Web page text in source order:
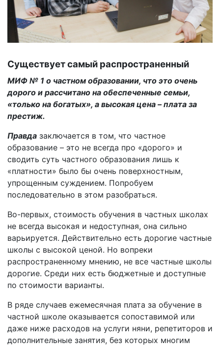
Существует самый распространенный
МИФ № 1 о частном образовании, что это очень
дорого и рассчитано на обеспеченные семьи,
«только на богатых», а высокая цена – плата за
престиж.
Правда заключается в том, что частное
образование – это не всегда про «дорого» и
сводить суть частного образования лишь к
«платности» было бы очень поверхностным,
упрощенным суждением. Попробуем
последовательно в этом разобраться.
Во-первых, стоимость обучения в частных школах
не всегда высокая и недоступная, она сильно
варьируется. Действительно есть дорогие частные
школы с высокой ценой. Но вопреки
распространенному мнению, не все частные школы
дорогие. Среди них есть бюджетные и доступные
по стоимости варианты.
В ряде случаев ежемесячная плата за обучение в
частной школе оказывается сопоставимой или
даже ниже расходов на услуги няни, репетиторов и
дополнительные занятия, без которых многим